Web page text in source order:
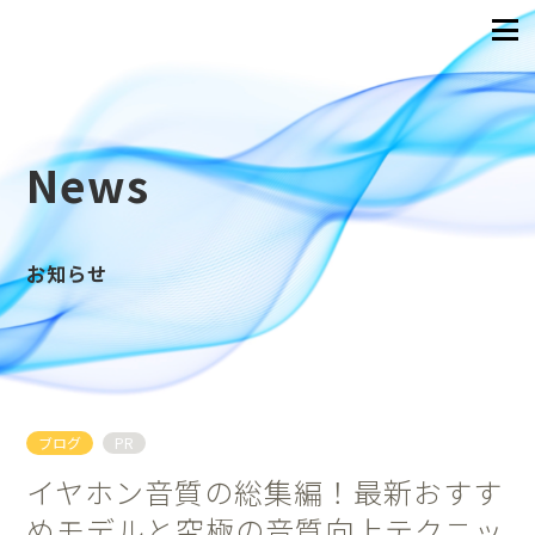
News
お知らせ
ブログ PR
イヤホン音質の総集編！最新おすす